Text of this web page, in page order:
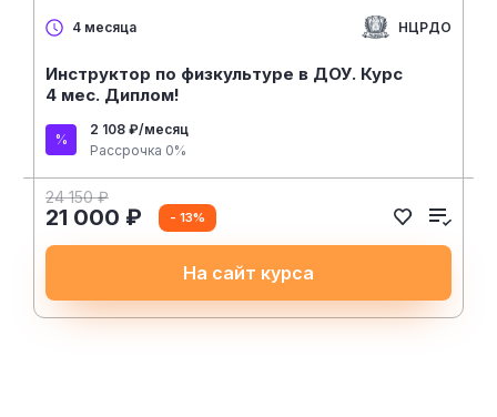
4 месяца НЦРДО
Инструктор по физкультуре в ДОУ. Курс
4 мес. Диплом!
2 108 ₽/месяц
Рассрочка 0%
24 150 ₽
21 000 ₽ - 13%
На сайт курса